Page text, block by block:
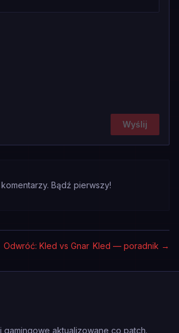
Wyślij
Bądź pierwszy!
Odwróć: Kled vs Gnar Kled — poradnik →
gamingowe aktualizowane co patch.